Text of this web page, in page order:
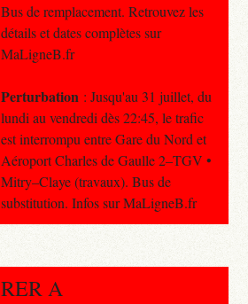
Bus de remplacement. Retrouvez les
détails et dates complètes sur
MaLigneB.fr
Perturbation : Jusqu'au 31 juillet, du
lundi au vendredi dès 22:45, le trafic
est interrompu entre Gare du Nord et
Aéroport Charles de Gaulle 2–TGV •
Mitry–Claye (travaux). Bus de
substitution. Infos sur MaLigneB.fr
RER A